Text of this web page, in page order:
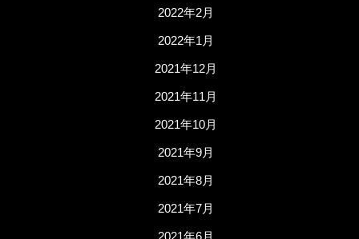
2022年2月
2022年1月
2021年12月
2021年11月
2021年10月
2021年9月
2021年8月
2021年7月